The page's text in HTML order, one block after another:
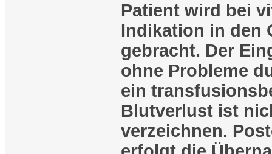
Patient wird bei
Indikation in den
gebracht. Der
ohne Probleme
ein
Blutverlust ist
verzeichnen.